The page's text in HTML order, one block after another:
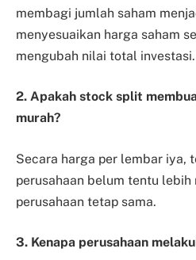
membagi jumlah saham
menyesuaikan harga saham
mengubah nilai total investasi.
2. Apakah stock split
murah?
Secara harga per lembar iya,
perusahaan belum tentu lebih
perusahaan tetap sama.
3. Kenapa perusahaan